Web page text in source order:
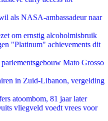
als NASA-ambassadeur naar
om ernstig alcoholmisbruik
"Platinum" achievements dit
Mato Grosso
in Zuid-Libanon, vergelding
atoombom, 81 jaar later
vliegveld voedt vrees voor